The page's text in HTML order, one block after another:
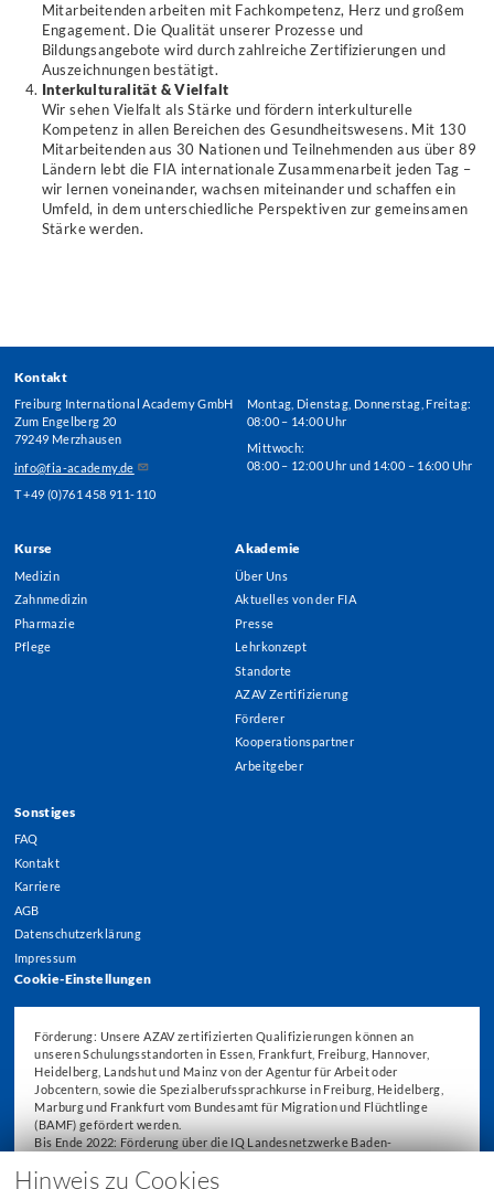
Hinweis zu Cookies
Mitarbeitenden arbeiten mit Fachkompetenz, Herz und großem
Engagement. Die Qualität unserer Prozesse und
Bildungsangebote wird durch zahlreiche Zertifizierungen und
Auszeichnungen bestätigt.
Interkulturalität & Vielfalt
Wir sehen Vielfalt als Stärke und fördern interkulturelle
Kompetenz in allen Bereichen des Gesundheitswesens. Mit 130
Mitarbeitenden aus 30 Nationen und Teilnehmenden aus über 89
Ländern lebt die FIA internationale Zusammenarbeit jeden Tag –
wir lernen voneinander, wachsen miteinander und schaffen ein
Umfeld, in dem unterschiedliche Perspektiven zur gemeinsamen
Stärke werden.
Kontakt
Freiburg International Academy GmbH
Zum Engelberg 20
79249 Merzhausen
info@fia-academy.de
T +49 (0)761 458 911-110
Montag, Dienstag, Donnerstag, Freitag:
08:00 – 14:00 Uhr
Mittwoch:
08:00 – 12:00 Uhr und 14:00 – 16:00 Uhr
Footer
Menu
Kurse
Medizin
Zahnmedizin
Pharmazie
Pflege
Akademie
Über Uns
Aktuelles von der FIA
Presse
Lehrkonzept
Standorte
AZAV Zertifizierung
Förderer
Kooperationspartner
Arbeitgeber
Sonstiges
FAQ
Kontakt
Karriere
AGB
Datenschutzerklärung
Impressum
Cookie-Einstellungen
Förderung: Unsere AZAV zertifizierten Qualifizierungen können an
unseren Schulungsstandorten in Essen, Frankfurt, Freiburg, Hannover,
Heidelberg, Landshut und Mainz von der Agentur für Arbeit oder
Jobcentern, sowie die Spezialberufssprachkurse in Freiburg, Heidelberg,
Marburg und Frankfurt vom Bundesamt für Migration und Flüchtlinge
(BAMF) gefördert werden.
Bis Ende 2022: Förderung über die IQ Landesnetzwerke Baden-
2015 – 2018 und 2019 – 2022.